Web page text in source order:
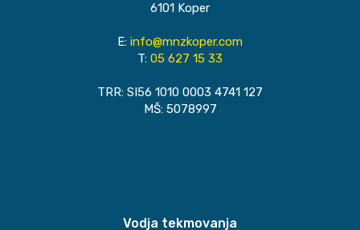
6101 Koper
E: info@mnzkoper.com
T: 05 627 15 33
TRR: SI56 1010 0003 4741 127
MŠ: 5078997
Vodja tekmovanja